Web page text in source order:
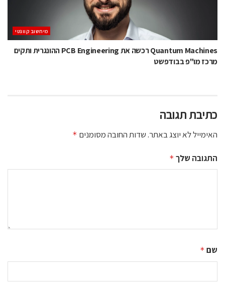
מיחשוב קוונטי
Quantum Machines רכשה את PCB Engineering ההונגרית ותקים
מרכז מו"פ בבודפשט
כתיבת תגובה
האימייל לא יוצג באתר.שדות החובה מסומנים *
התגובה שלך *
שם *